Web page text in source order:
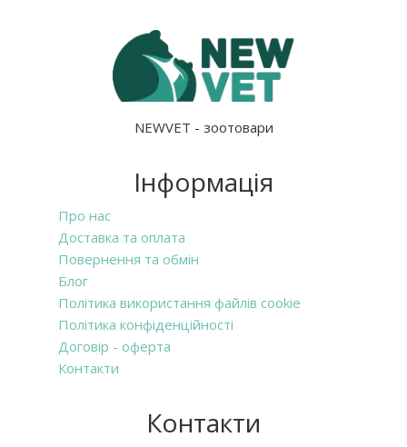
NEWVET - зоотовари
Інформація
Про нас
Доставка та оплата
Повернення та обмін
Блог
Політика використання файлів cookie
Політика конфіденційності
Договір - оферта
Контакти
Контакти